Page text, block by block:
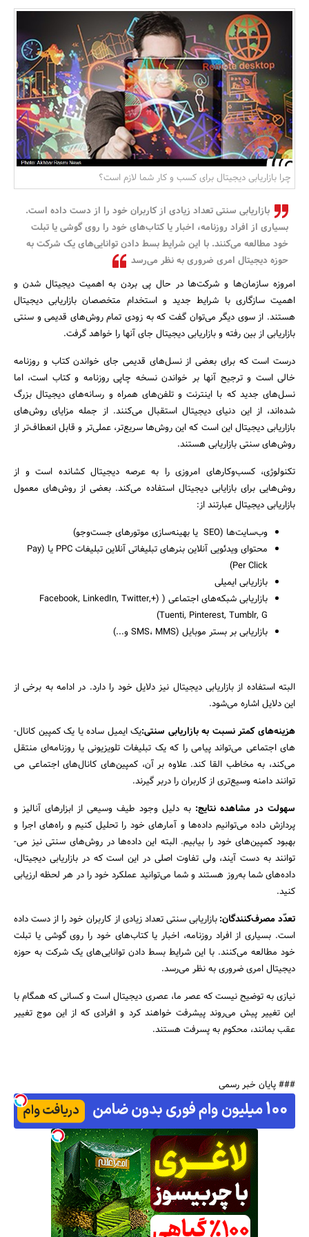
مسکن و ساختمان
چرا بازاریابی دیجیتال برای کسب و کار شما لازم است؟
بازاریابی سنتی تعداد زیادی از کاربران خود را از دست داده است.
بسیاری از افراد روزنامه، اخبار یا کتا­ب‌های خود را روی گوشی یا تبلت
خود مطالعه می‌­کنند. با این شرایط بسط دادن توانایی‌های یک شرکت به
حوزه دیجیتال امری ضروری به نظر می­‌رسد
امروزه سازمان­‌ها و شرکت‌­ها در حال پی بردن به اهمیت دیجیتال شدن و
اهمیت سازگاری با شرایط جدید و استخدام متخصصان بازاریابی دیجیتال
هستند. از سوی دیگر می‌توان گفت که به زودی تمام روش‌های قدیمی و سنتی
بازاریابی از بین رفته و بازاریابی دیجیتال جای آنها را خواهد گرفت.
درست است که برای بعضی از نسل‌­های قدیمی جای خواندن کتاب و روزنامه
خالی است و ترجیح آنها بر خواندن نسخه چاپی روزنامه و کتاب است، اما
نسل‌های جدید که با اینترنت و تلفن‌­های همراه و رسانه‌های دیجیتال بزرگ
شده‌اند، از این دنیای دیجیتال استقبال می‌­کنند. از جمله مزایای روش‌­های
بازاریابی دیجیتال این است که این روش‌‌ها سریع‌تر، عملی‌تر و قابل انعطاف‌تر از
روش‌های سنتی بازاریابی هستند.
تکنولوژی، کسب‌وکارهای امروزی را به عرصه­ دیجیتال کشانده است و از
روش‌هایی برای بازایابی دیجیتال استفاده می‌کند. بعضی از روش‌­های معمول
بازاریابی دیجیتال عبارتند از:
وب‌سایت‌ها (SEO یا بهینه‌سازی موتورهای جست‌وجو)
محتوای ویدئویی آنلاین بنرهای تبلیغاتی آنلاین تبلیغات PPC یا (Pay
Per Click)
بازاریابی ایمیلی
بازاریابی شبکه‌های اجتماعی ( (+Facebook, LinkedIn, Twitter,
Tuenti, Pinterest, Tumblr, G)
بازاریابی بر بستر موبایل (SMS، MMS و...)
البته استفاده از بازاریابی دیجیتال نیز دلایل خود را دارد. در ادامه به برخی از
این دلایل اشاره می‌شود.
هزینه‌های کمتر نسبت به بازاریابی سنتی:یک ایمیل ساده یا یک کمپین کانال‌­
های اجتماعی می‌تواند پیامی را که یک تبلیغات تلویزیونی یا روزنامه‌ای منتقل
می‌کند، به مخاطب القا کند. علاوه بر آن، کمپین­‌های کانال‌­های اجتماعی می­‌
توانند دامنه ­وسیع‌تری از کاربران را دربر گیرند.
سهولت در مشاهده­ نتایج:به دلیل وجود طیف وسیعی از ابزار­های آنالیز و
پردازش داده می‌­توانیم داده‌­ها و آمار­های خود را تحلیل کنیم و راه‌های اجرا و
بهبود کمپین‌­های خود را بیابیم. البته این داده­‌ها در روش‌­های سنتی نیز می‌­
توانند به دست آیند، ولی تفاوت اصلی در این است که در بازاریابی دیجیتال،
داده­‌های شما به‌روز هستند و شما می­‌توانید عملکرد خود را در هر لحظه ارزیابی
کنید.
تعدّد مصرف‌کنندگان:بازاریابی سنتی تعداد زیادی از کاربران خود را از دست داده
است. بسیاری از افراد روزنامه، اخبار یا کتا­ب‌های خود را روی گوشی یا تبلت
خود مطالعه می‌­کنند. با این شرایط بسط دادن توانایی‌های یک شرکت به حوزه
دیجیتال امری ضروری به نظر می­‌رسد.
نیازی به توضیح نیست که عصر ما، عصری دیجیتال است و کسانی که همگام با
این تغییر پیش می­‌روند پیشرفت خواهند کرد و افرادی که از این موج تغییر
عقب بمانند، محکوم به پسرفت هستند.
### پایان خبر رسمی